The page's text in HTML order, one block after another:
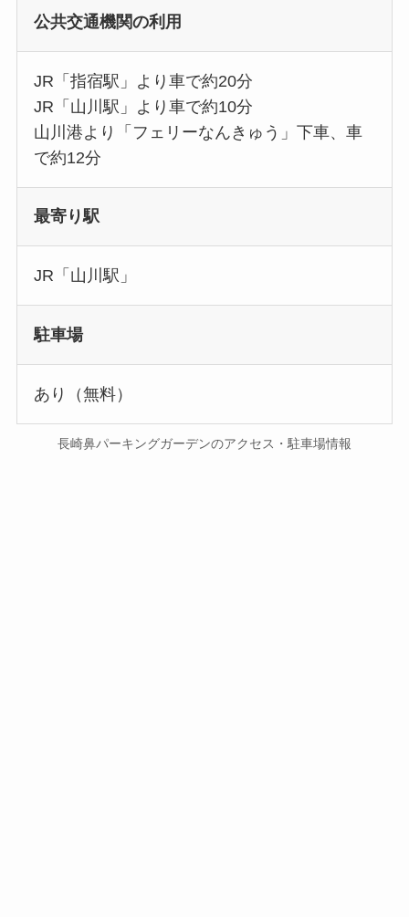
公共交通機関の利用
JR「指宿駅」より車で約20分
JR「山川駅」より車で約10分
山川港より「フェリーなんきゅう」下車、車
で約12分
最寄り駅
JR「山川駅」
駐車場
あり（無料）
長崎鼻パーキングガーデンのアクセス・駐車場情報